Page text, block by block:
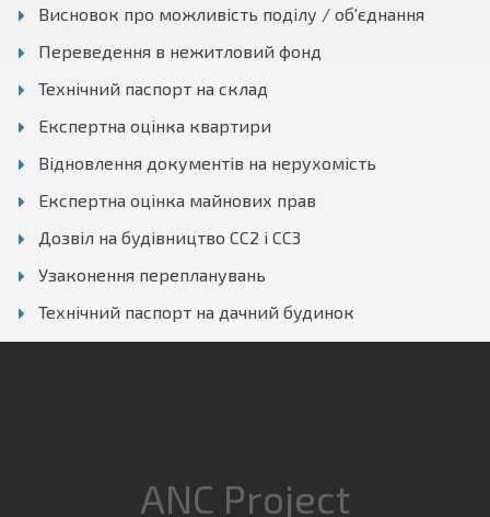
Висновок про можливість поділу / об'єднання
Переведення в нежитловий фонд
Технічний паспорт на склад
Експертна оцінка квартири
Відновлення документів на нерухомість
Експертна оцінка майнових прав
Дозвіл на будівництво СС2 і СС3
Узаконення перепланувань
Технічний паспорт на дачний будинок
ANC Project